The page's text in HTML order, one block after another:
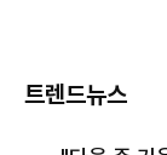
트렌드뉴스